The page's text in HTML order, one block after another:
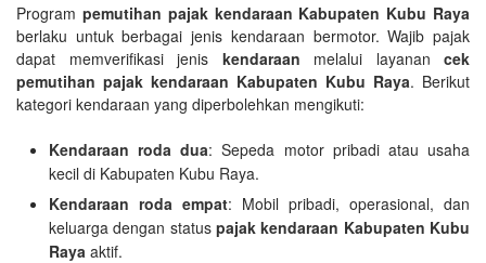
Program pemutihan pajak kendaraan Kabupaten Kubu Raya
berlaku untuk berbagai jenis kendaraan bermotor. Wajib pajak
dapat memverifikasi jenis kendaraan melalui layanan cek
pemutihan pajak kendaraan Kabupaten Kubu Raya. Berikut
kategori kendaraan yang diperbolehkan mengikuti:
Kendaraan roda dua: Sepeda motor pribadi atau usaha
kecil di Kabupaten Kubu Raya.
Kendaraan roda empat: Mobil pribadi, operasional, dan
keluarga dengan status pajak kendaraan Kabupaten Kubu
Raya aktif.